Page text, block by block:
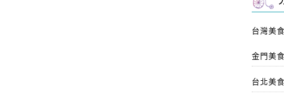
台灣美食
金門美食
台北美食